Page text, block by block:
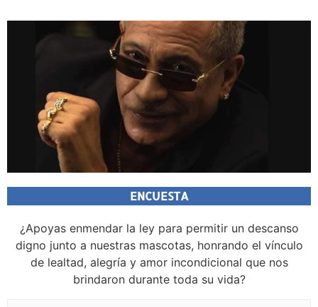
ENCUESTA
¿Apoyas enmendar la ley para permitir un descanso
digno junto a nuestras mascotas, honrando el vínculo
de lealtad, alegría y amor incondicional que nos
brindaron durante toda su vida?